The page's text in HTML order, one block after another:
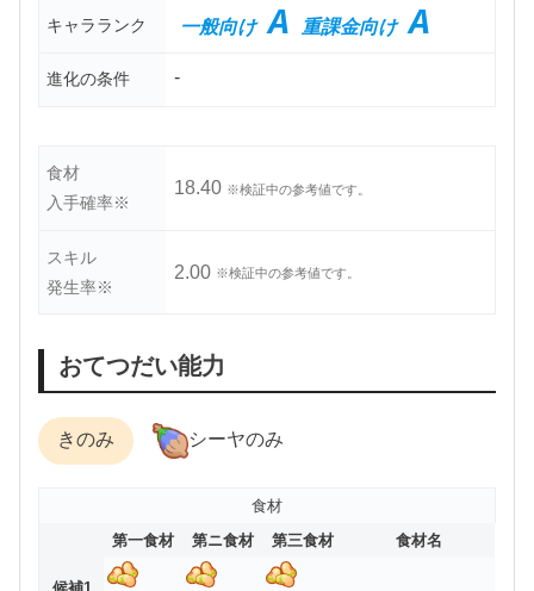
キャラランク 一般向けA 重課金向けA
進化の条件 -
食材
入手確率※
18.40 ※検証中の参考値です。
スキル
発生率※
2.00 ※検証中の参考値です。
おてつだい能力
きのみ シーヤのみ
食材
第一食材
第ニ食材 第三食材 食材名